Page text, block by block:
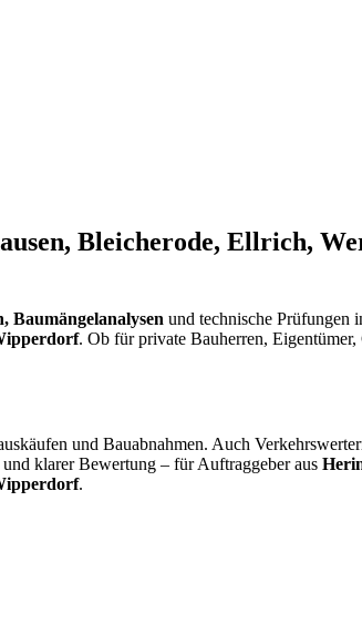
Bleicherode, Ellrich,
Baumängelanalysen und technische Prüfungen
. Ob für private Bauherren,
und Bauabnahmen. Auch
klarer Bewertung – für Auftraggeber aus
.